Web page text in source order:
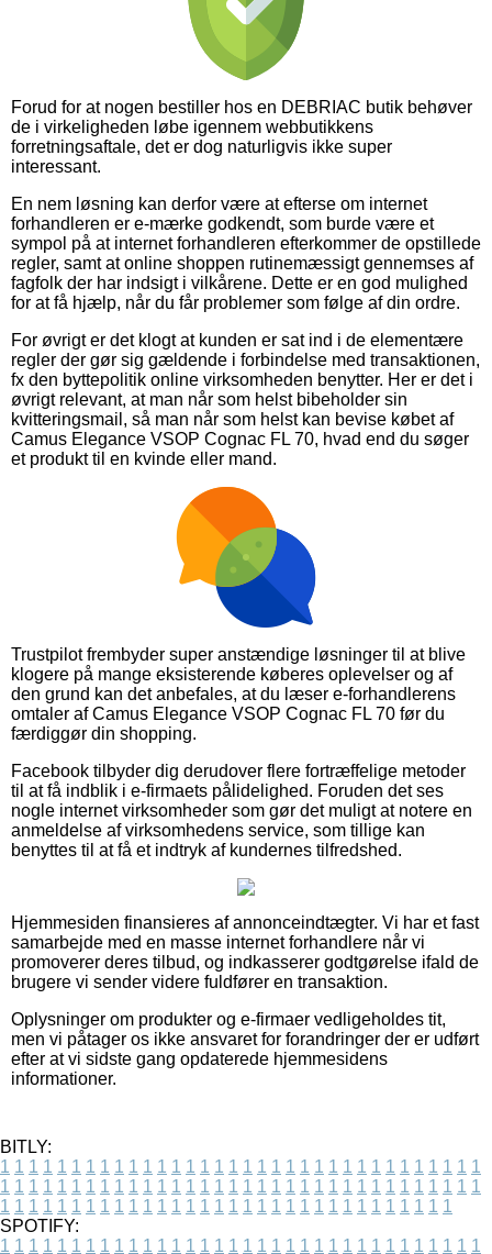
Forud for at nogen bestiller hos en DEBRIAC butik behøver
de i virkeligheden løbe igennem webbutikkens
forretningsaftale, det er dog naturligvis ikke super
interessant.
En nem løsning kan derfor være at efterse om internet
forhandleren er e-mærke godkendt, som burde være et
sympol på at internet forhandleren efterkommer de opstillede
regler, samt at online shoppen rutinemæssigt gennemses af
fagfolk der har indsigt i vilkårene. Dette er en god mulighed
for at få hjælp, når du får problemer som følge af din ordre.
For øvrigt er det klogt at kunden er sat ind i de elementære
regler der gør sig gældende i forbindelse med transaktionen,
fx den byttepolitik online virksomheden benytter. Her er det i
øvrigt relevant, at man når som helst bibeholder sin
kvitteringsmail, så man når som helst kan bevise købet af
Camus Elegance VSOP Cognac FL 70, hvad end du søger
et produkt til en kvinde eller mand.
Trustpilot frembyder super anstændige løsninger til at blive
klogere på mange eksisterende køberes oplevelser og af
den grund kan det anbefales, at du læser e-forhandlerens
omtaler af Camus Elegance VSOP Cognac FL 70 før du
færdiggør din shopping.
Facebook tilbyder dig derudover flere fortræffelige metoder
til at få indblik i e-firmaets pålidelighed. Foruden det ses
nogle internet virksomheder som gør det muligt at notere en
anmeldelse af virksomhedens service, som tillige kan
benyttes til at få et indtryk af kundernes tilfredshed.
Hjemmesiden finansieres af annonceindtægter. Vi har et fast
samarbejde med en masse internet forhandlere når vi
promoverer deres tilbud, og indkasserer godtgørelse ifald de
brugere vi sender videre fuldfører en transaktion.
Oplysninger om produkter og e-firmaer vedligeholdes tit,
men vi påtager os ikke ansvaret for forandringer der er udført
efter at vi sidste gang opdaterede hjemmesidens
informationer.
BITLY:
1 1 1 1 1 1 1 1 1 1 1 1 1 1 1 1 1 1 1 1 1 1 1 1 1 1 1 1 1 1 1 1 1 1
1 1 1 1 1 1 1 1 1 1 1 1 1 1 1 1 1 1 1 1 1 1 1 1 1 1 1 1 1 1 1 1 1 1
1 1 1 1 1 1 1 1 1 1 1 1 1 1 1 1 1 1 1 1 1 1 1 1 1 1 1 1 1 1 1 1
SPOTIFY:
1 1 1 1 1 1 1 1 1 1 1 1 1 1 1 1 1 1 1 1 1 1 1 1 1 1 1 1 1 1 1 1 1 1